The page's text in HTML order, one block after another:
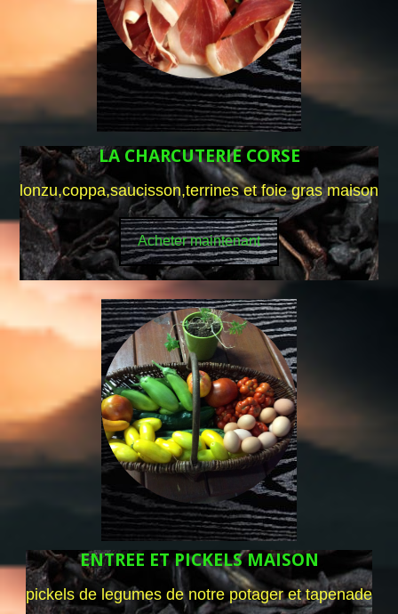
LA CHARCUTERIE CORSE
lonzu,coppa,saucisson,terrines et foie gras maison
Acheter maintenant
ENTREE ET PICKELS MAISON
pickels de legumes de notre potager et tapenade